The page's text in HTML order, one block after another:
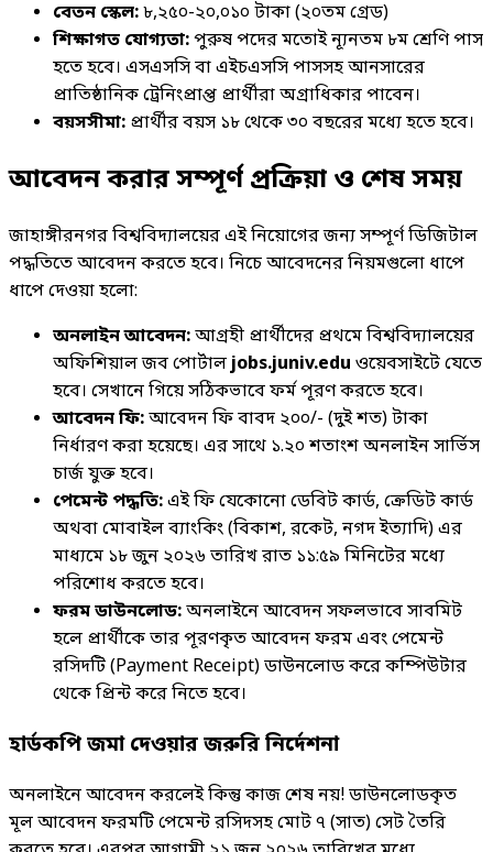
বেতন স্কেল:৮,২৫০-২০,০১০ টাকা (২০তম গ্রেড)
শিক্ষাগত যোগ্যতা:পুরুষ পদের মতোই ন্যূনতম ৮ম শ্রেণি পাস
হতে হবে। এসএসসি বা এইচএসসি পাসসহ আনসারের
প্রাতিষ্ঠানিক ট্রেনিংপ্রাপ্ত প্রার্থীরা অগ্রাধিকার পাবেন।
বয়সসীমা: প্রার্থীর বয়স ১৮ থেকে ৩০ বছরের মধ্যে হতে হবে।
আবেদন করার সম্পূর্ণ প্রক্রিয়া ও শেষ সময়
জাহাঙ্গীরনগর বিশ্ববিদ্যালয়ের এই নিয়োগের জন্য সম্পূর্ণ ডিজিটাল
পদ্ধতিতে আবেদন করতে হবে। নিচে আবেদনের নিয়মগুলো ধাপে
ধাপে দেওয়া হলো:
অনলাইন আবেদন:আগ্রহী প্রার্থীদের প্রথমে বিশ্ববিদ্যালয়ের
অফিশিয়াল জব পোর্টালjobs.juniv.edu ওয়েবসাইটে যেতে
হবে। সেখানে গিয়ে সঠিকভাবে ফর্ম পূরণ করতে হবে।
আবেদন ফি:আবেদন ফি বাবদ ২০০/- (দুই শত) টাকা
নির্ধারণ করা হয়েছে। এর সাথে ১.২০ শতাংশ অনলাইন সার্ভিস
চার্জ যুক্ত হবে।
পেমেন্ট পদ্ধতি:এই ফি যেকোনো ডেবিট কার্ড, ক্রেডিট কার্ড
অথবা মোবাইল ব্যাংকিং (বিকাশ, রকেট, নগদ ইত্যাদি) এর
মাধ্যমে ১৮ জুন ২০২৬ তারিখ রাত ১১:৫৯ মিনিটের মধ্যে
পরিশোধ করতে হবে।
ফরম ডাউনলোড:অনলাইনে আবেদন সফলভাবে সাবমিট
হলে প্রার্থীকে তার পূরণকৃত আবেদন ফরম এবং পেমেন্ট
রসিদটি (Payment Receipt) ডাউনলোড করে কম্পিউটার
থেকে প্রিন্ট করে নিতে হবে।
হার্ডকপি জমা দেওয়ার জরুরি নির্দেশনা
অনলাইনে আবেদন করলেই কিন্তু কাজ শেষ নয়! ডাউনলোডকৃত
মূল আবেদন ফরমটি পেমেন্ট রসিদসহ মোট ৭ (সাত) সেট তৈরি